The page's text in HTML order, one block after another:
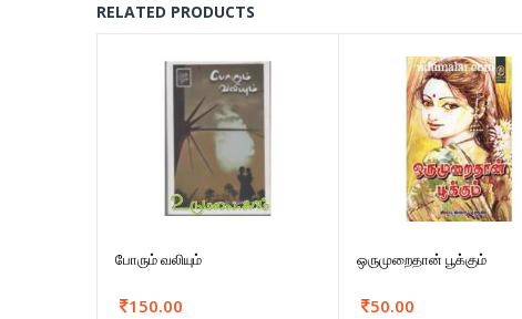
RELATED PRODUCTS
போரும் வலியும்
150.00
ஒருமுறைதான் பூக்கும்
50.00